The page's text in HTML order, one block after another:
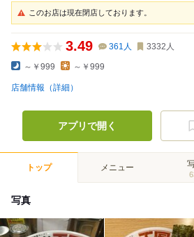
このお店は現在閉店しております。
3.49 361 人 3332 人
～￥999 ～￥999
店舗情報（詳細）
アプリで開く
トップ メニュー
写真